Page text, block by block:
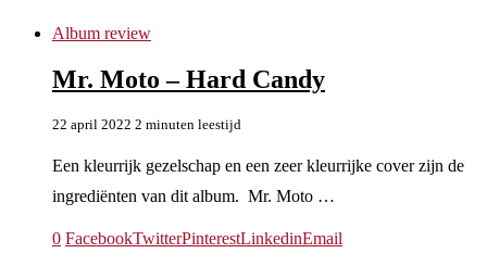
Album review
Mr. Moto – Hard Candy
22 april 2022 2 minuten leestijd
Een kleurrijk gezelschap en een zeer kleurrijke cover zijn de
ingrediënten van dit album. Mr. Moto …
0 FacebookTwitterPinterestLinkedinEmail